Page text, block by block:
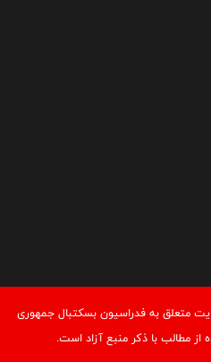
متعلق به فدراسیون بسکتبال جمهوری
از مطالب با ذكر منبع آزاد است.